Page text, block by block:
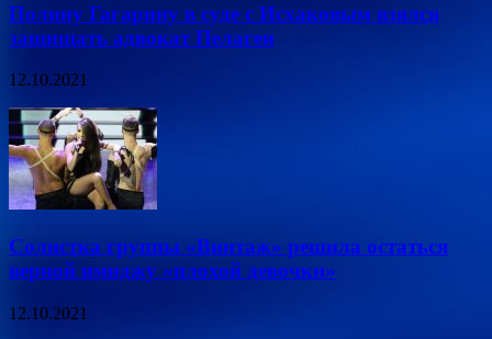
Полину Гагарину в суде с Исхаковым взялся
защищать адвокат Пелагеи
12.10.2021
Солистка группы «Винтаж» решила остаться
верной имиджу «плохой девочки»
12.10.2021